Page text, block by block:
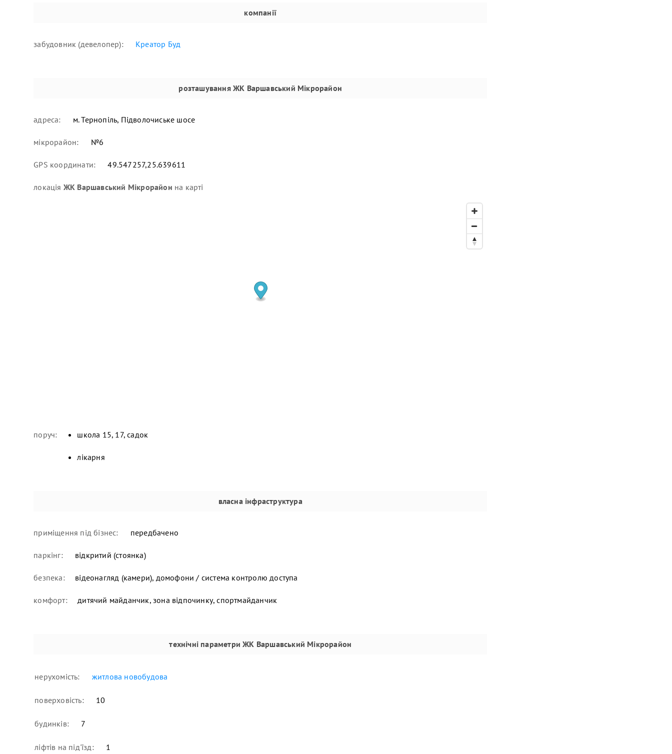
компанії
забудовник (девелопер): Креатор Буд
розташуванняЖК Варшавський Мікрорайон
адреса: м. Тернопіль, Підволочиське шосе
мікрорайон: №6
GPS координати: 49.547257,25.639611
локація ЖК Варшавський Мікрорайон на карті
поруч: школа 15, 17, садок
лікарня
власна інфраструктура
приміщення під бізнес: передбачено
паркінг: відкритий (стоянка)
безпека: відеонагляд (камери), домофони / система контролю доступа
комфорт: дитячий майданчик, зона відпочинку, спортмайданчик
технічні параметри ЖК Варшавський Мікрорайон
нерухомість: житлова новобудова
поверховість: 10
будинків: 7
ліфтів на під'їзд: 1